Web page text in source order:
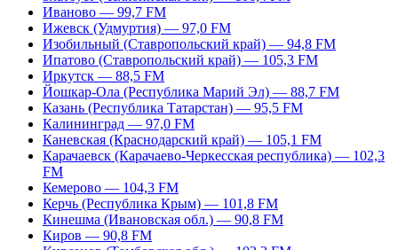
Иваново — 99,7 FM
Ижевск (Удмуртия) — 97,0 FM
Изобильный (Ставропольский край) — 94,8 FM
Ипатово (Ставропольский край) — 105,3 FM
Иркутск — 88,5 FM
Йошкар-Ола (Республика Марий Эл) — 88,7 FM
Казань (Республика Татарстан) — 95,5 FM
Калининград — 97,0 FM
Каневская (Краснодарский край) — 105,1 FM
Карачаевск (Карачаево-Черкесская республика) — 102,3
FM
Кемерово — 104,3 FM
Керчь (Республика Крым) — 101,8 FM
Кинешма (Ивановская обл.) — 90,8 FM
Киров — 90,8 FM